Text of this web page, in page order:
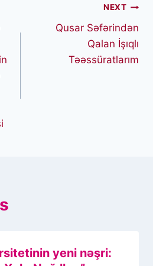
NEXT
Qusar Səfərindən
Qalan İşıqlı
Təəssüratlarım
yeni nəşri: